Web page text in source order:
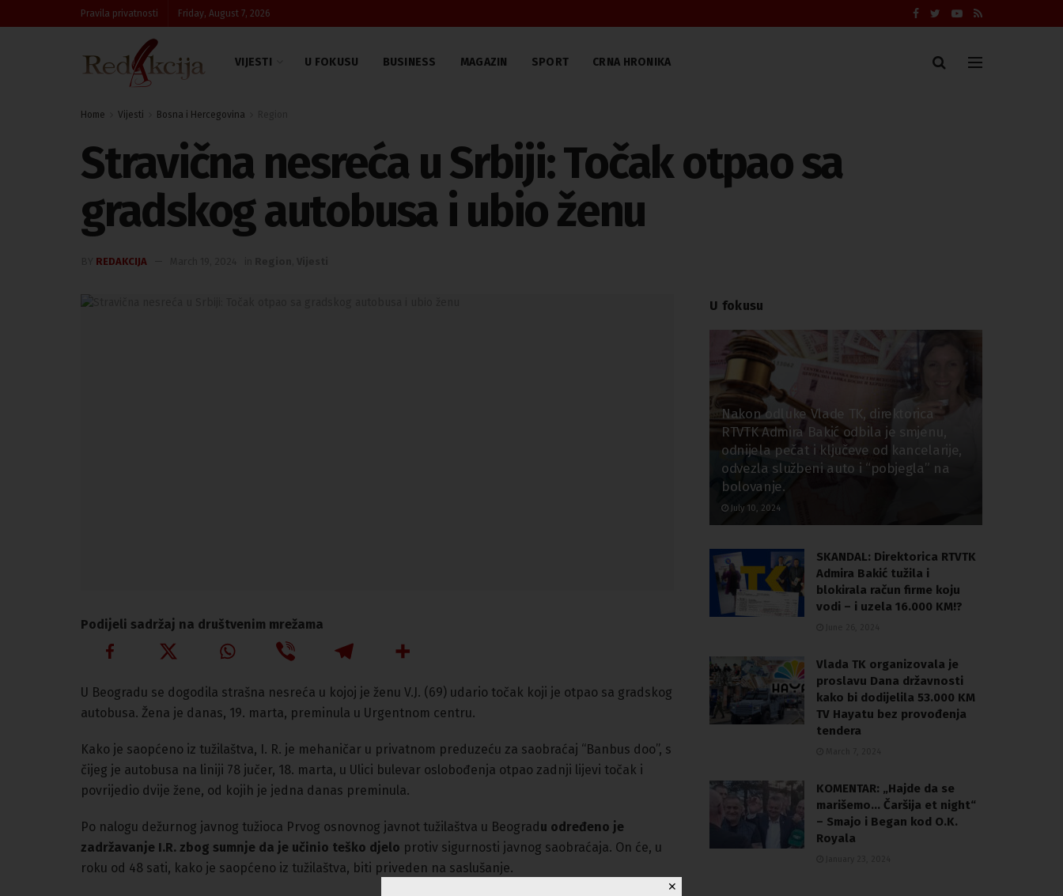
Pravila privatnosti Friday, August 7, 2026
VIJESTI U FOKUSU BUSINESS MAGAZIN SPORT CRNA HRONIKA
Home Vijesti Bosna i Hercegovina
Stravična nesreća u Srbiji: Točak otpao sa
gradskog autobusa i ubio ženu
REDAKCIJA
Podijeli sadržaj na društvenim mrežama
U Beogradu se dogodila strašna nesreća u kojoj je ženu V.J. (69) udario točak koji je otpao sa gradskog
autobusa. Žena je danas, 19. marta, preminula u Urgentnom centru.
Kako je saopćeno iz tužilaštva, I. R. je mehaničar u privatnom preduzeću za saobraćaj “Banbus doo”, s
čijeg je autobusa na liniji 78 jučer, 18. marta, u Ulici bulevar oslobođenja otpao zadnji lijevi točak i
povrijedio dvije žene, od kojih je jedna danas preminula.
Po nalogu dežurnog javnog tužioca Prvog osnovnog javnot tužilaštva u Beograd u određeno je
zadržavanje I.R. zbog sumnje da je učinio teško djelo protiv sigurnosti javnog saobraćaja. On će, u
roku od 48 sati, kako je saopćeno iz tužilaštva, biti priveden na saslušanje.
U fokusu
Nakon odluke Vlade TK, direktorica
RTVTK Admira Bakić odbila je smjenu,
odnijela pečat i ključeve od kancelarije,
odvezla službeni auto i “pobjegla” na
bolovanje.
July 10, 2024
SKANDAL: Direktorica RTVTK
Admira Bakić tužila i
blokirala račun firme koju
vodi – i uzela 16.000 KM!?
Vlada TK organizovala je
proslavu Dana državnosti
kako bi dodijelila 53.000 KM
TV Hayatu bez provođenja
tendera
KOMENTAR: „Hajde da se
marišemo… Čaršija et night“
– Smajo i Began kod O.K.
Royala
✕